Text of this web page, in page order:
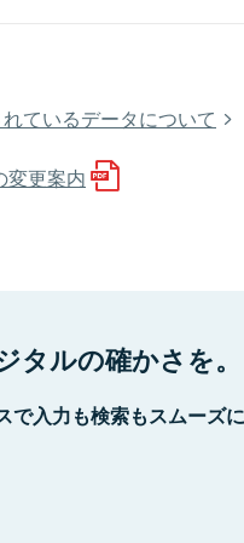
ているデータについて
変更案内
タルの確かさを。
で入力も検索もスムーズ